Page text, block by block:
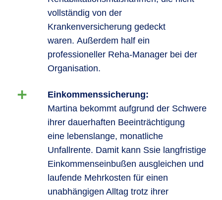
vollständig von der
Krankenversicherung gedeckt
waren. Außerdem half ein
professioneller Reha-Manager bei der
Organisation.
Einkommenssicherung:
Martina bekommt aufgrund der Schwere
ihrer dauerhaften Beeinträchtigung
eine lebenslange, monatliche
Unfallrente. Damit kann Ssie langfristige
Einkommenseinbußen ausgleichen und
laufende Mehrkosten für einen
unabhängigen Alltag trotz ihrer